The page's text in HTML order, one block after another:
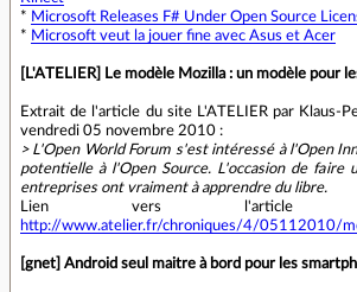
* Microsoft Releases F# Under Open Source
* Microsoft veut la jouer fine avec Asus et Acer
[L'ATELIER] Le modèle Mozilla : un modèle pour
Extrait de l'article du site L'ATELIER par Klaus-
vendredi 05 novembre 2010 :
> L'Open World Forum s'est intéressé à l'Open
potentielle à l'Open Source. L'occasion de faire
entreprises ont vraiment à apprendre du libre.
Lien vers l'article
http://www.atelier.fr/chroniques/4/05112010/
[gnet] Android seul maitre à bord pour les